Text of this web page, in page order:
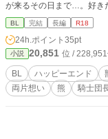
が来るその日まで…。好き
BL 完結 長編 R18
24h.ポイント 35pt
小説 20,851 位 /
BL ハッピーエンド
両片想い
熊 騎士団